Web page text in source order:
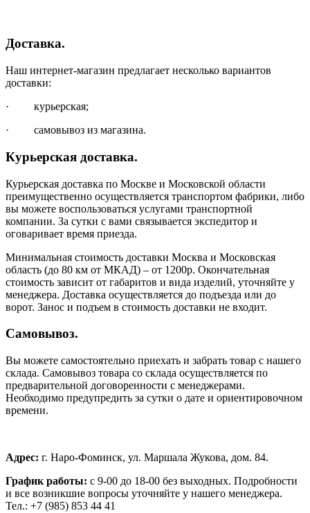
Доставка.
Наш интернет-магазин предлагает несколько вариантов
доставки:
· курьерская;
· самовывоз из магазина.
Курьерская доставка.
Курьерская доставка по Москве и Московской области
преимущественно осуществляется транспортом фабрики, либо
вы можете воспользоваться услугами транспортной
компании. За сутки с вами связывается экспедитор и
оговаривает время приезда.
Минимальная стоимость доставки Москва и Московская
область (до 80 км от МКАД) – от 1200р. Окончательная
стоимость зависит от габаритов и вида изделий, уточняйте у
менеджера. Доставка осуществляется до подъезда или до
ворот. Занос и подъем в стоимость доставки не входит.
Самовывоз.
Вы можете самостоятельно приехать и забрать товар с нашего
склада. Самовывоз товара со склада осуществляется по
предварительной договоренности с менеджерами.
Необходимо предупредить за сутки о дате и ориентировочном
времени.
Адрес: г. Наро-Фоминск, ул. Маршала Жукова, дом. 84.
График работы: с 9-00 до 18-00 без выходных. Подробности
и все возникшие вопросы уточняйте у нашего менеджера.
Тел.: +7 (985) 853 44 41